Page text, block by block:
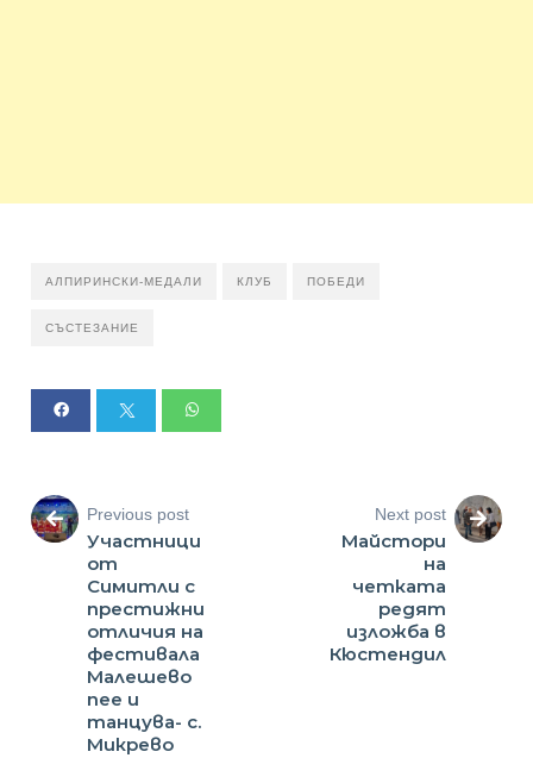
АЛПИРИНСКИ-МЕДАЛИ КЛУБ ПОБЕДИ
СЪСТЕЗАНИЕ
Previous post
Участници
от
Симитли с
престижни
отличия на
фестивала
Малешево
пее и
танцува- с.
Микрево
Next post
Майстори
на
четката
редят
изложба в
Кюстендил